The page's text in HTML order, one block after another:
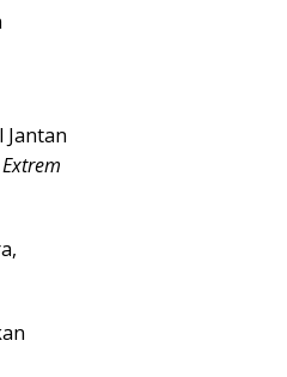
Jantan
Extrem